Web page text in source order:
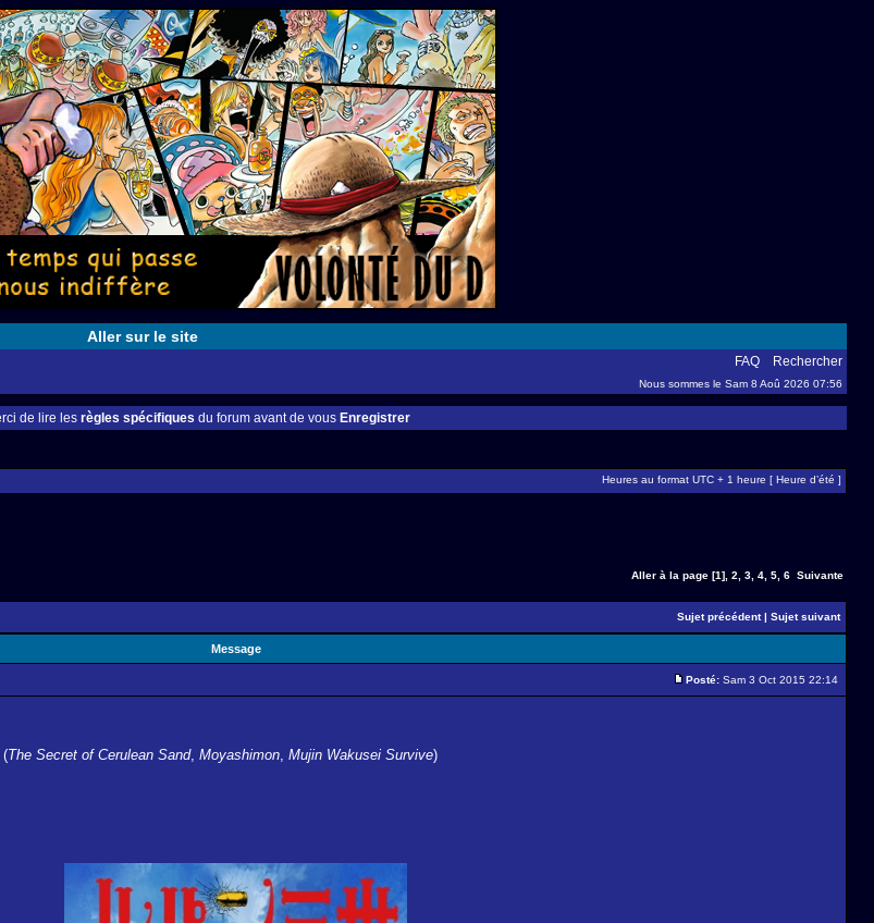
Aller sur le site
FAQ Rechercher
Nous sommes le Sam 8 Aoû 2026 07:56
de lire les règles spécifiques du forum avant de vous Enregistrer
Heures au format UTC + 1 heure [ Heure d’été ]
Aller à la page [1] 2 3 4 5 6 Suivante
Sujet précédent| Sujet suivant
Message
Posté: Sam 3 Oct 2015 22:14
(The Secret of Cerulean Sand, Moyashimon, Mujin Wakusei Survive)